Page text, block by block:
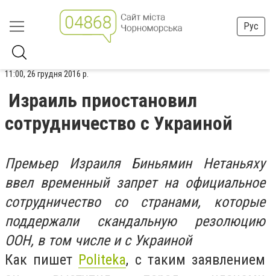
Рус
11:00, 26 грудня 2016 р.
Израиль приостановил
сотрудничество с Украиной
Премьер Израиля Биньямин Нетаньяху
ввел временный запрет на официальное
сотрудничество со странами, которые
поддержали скандальную резолюцию
ООН, в том числе и с Украиной
Как пишет Politeka, с таким заявлением